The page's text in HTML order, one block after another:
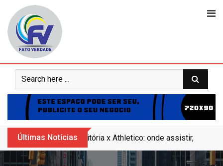
content
Últimas Notícias Vitória x Athletico: onde assistir,